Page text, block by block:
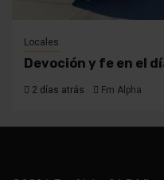
Locales
Devoción y fe en el
2 días atrás Fm Alpha